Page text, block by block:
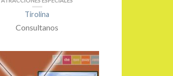
Tirolina
Consultanos